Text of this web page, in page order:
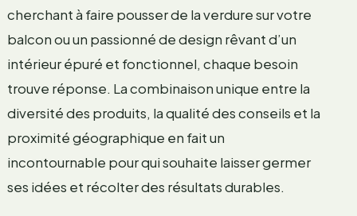
cherchant à faire pousser de la verdure sur votre
balcon ou un passionné de design rêvant d’un
intérieur épuré et fonctionnel, chaque besoin
trouve réponse. La combinaison unique entre la
diversité des produits, la qualité des conseils et la
proximité géographique en fait un
incontournable pour qui souhaite laisser germer
ses idées et récolter des résultats durables.